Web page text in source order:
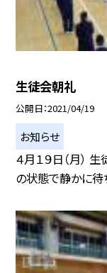
生徒会朝礼
公開日 2021/04/19
お知らせ
４月１９日（月）
の状態で静かに待